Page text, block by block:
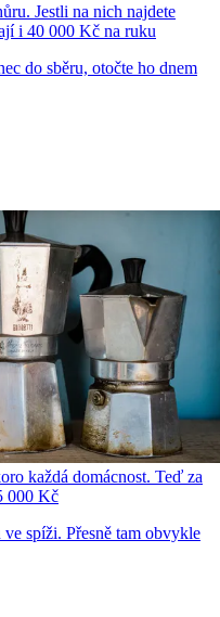
Jestli na nich najdete
i 40 000 Kč na ruku
do sběru, otočte ho dnem
každá domácnost. Teď za
000 Kč
spíži. Přesně tam obvykle